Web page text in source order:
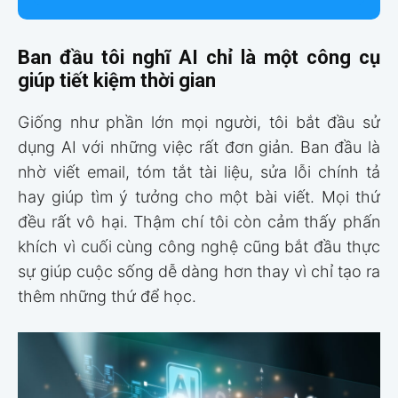
Ban đầu tôi nghĩ AI chỉ là một công cụ
giúp tiết kiệm thời gian
Giống như phần lớn mọi người, tôi bắt đầu sử
dụng AI với những việc rất đơn giản. Ban đầu là
nhờ viết email, tóm tắt tài liệu, sửa lỗi chính tả
hay giúp tìm ý tưởng cho một bài viết. Mọi thứ
đều rất vô hại. Thậm chí tôi còn cảm thấy phấn
khích vì cuối cùng công nghệ cũng bắt đầu thực
sự giúp cuộc sống dễ dàng hơn thay vì chỉ tạo ra
thêm những thứ để học.